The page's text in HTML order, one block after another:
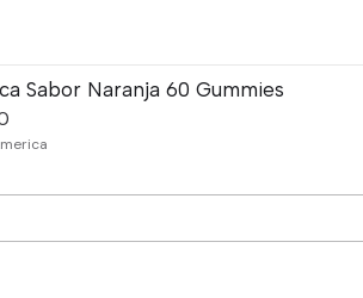
Sabor Naranja 60 Gummies